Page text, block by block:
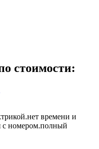
стоимости:
времени и
с номером.полный